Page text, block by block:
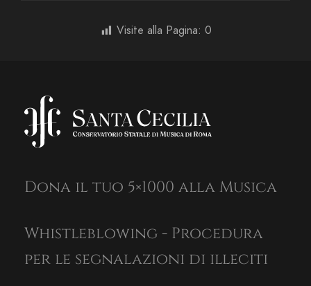
Visite alla Pagina: 0
Dona il tuo 5×1000 alla Musica
Whistleblowing - Procedura
per le segnalazioni di illeciti